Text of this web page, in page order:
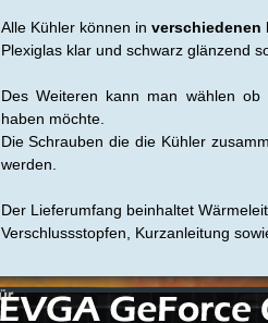
Alle Kühler können in verschiedenen
Plexiglas klar und schwarz glänzend
Des Weiteren kann man wählen ob
haben möchte.
Die Schrauben die die Kühler
werden.
Der Lieferumfang beinhaltet
Verschlussstopfen, Kurzanleitung